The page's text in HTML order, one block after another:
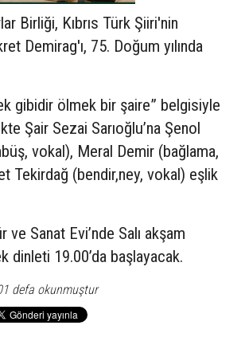
Birliği, Kıbrıs Türk Şiiri'nin
Demirag'ı, 75. Doğum yılında
gibidir ölmek bir şaire” belgisiyle
Şair Sezai Sarıoğlu’na Şenol
vokal), Meral Demir (bağlama,
Tekirdağ (bendir,ney, vokal) eşlik
Sanat Evi’nde Salı akşam
dinleti 19.00’da başlayacak.
defa okunmuştur